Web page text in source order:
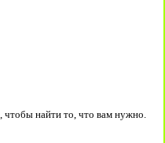
найти то, что вам нужно.